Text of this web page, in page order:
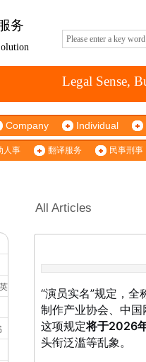
务
Legal Sense,
Company Individual
人事 翻译服务 民事刑事
All Articles
“演员实名”规定，
制作产业协会、中
这项规定将于2026
头衔泛滥等乱象。